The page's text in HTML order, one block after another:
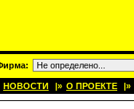
НОВОСТИ |» О ПРОЕКТЕ |»